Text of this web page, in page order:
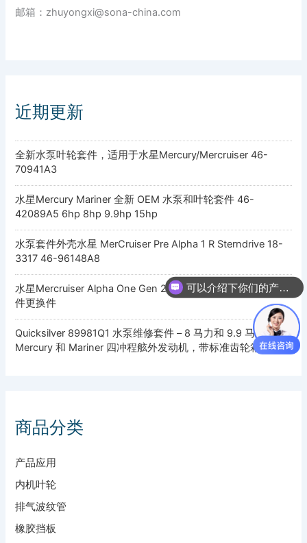
邮箱：zhuyongxi@sona-china.com
近期更新
全新水泵叶轮套件，适用于水星Mercury/Mercruiser 46-
70941A3
水星Mercury Mariner 全新 OEM 水泵和叶轮套件 46-
42089A5 6hp 8hp 9.9hp 15hp
水泵套件外壳水星 MerCruiser Pre Alpha 1 R Sterndrive 18-
3317 46-96148A8
水星Mercruiser Alpha One Gen 2 47-43026Q06 水泵叶轮套
件更换件
Quicksilver 89981Q1 水泵维修套件 – 8 马力和 9.9 马力
Mercury 和 Mariner 四冲程舷外发动机，带标准齿轮箱
商品分类
产品应用
内机叶轮
排气波纹管
橡胶挡板
可以介绍下你们的产品么